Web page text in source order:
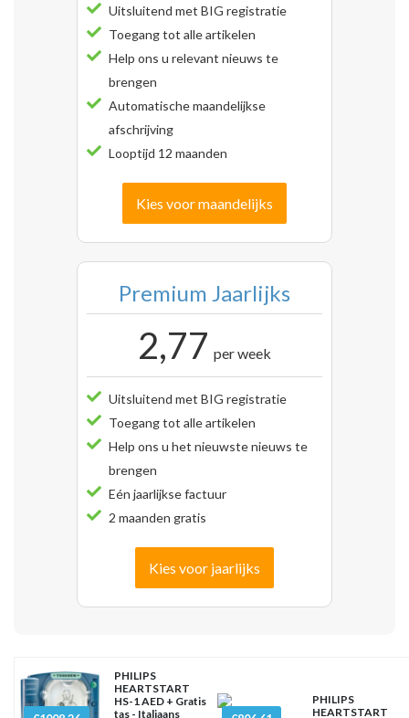
Uitsluitend met BIG registratie
Toegang tot alle artikelen
Help ons u relevant nieuws te
brengen
Automatische maandelijkse
afschrijving
Looptijd 12 maanden
Kies voor maandelijks
Premium Jaarlijks
2,77 per week
Uitsluitend met BIG registratie
Toegang tot alle artikelen
Help ons u het nieuwste nieuws te
brengen
Eén jaarlijkse factuur
2 maanden gratis
Kies voor jaarlijks
PHILIPS
HEARTSTART
HS-1 AED + Gratis
tas - Italiaans
PHILIPS
HEARTSTART